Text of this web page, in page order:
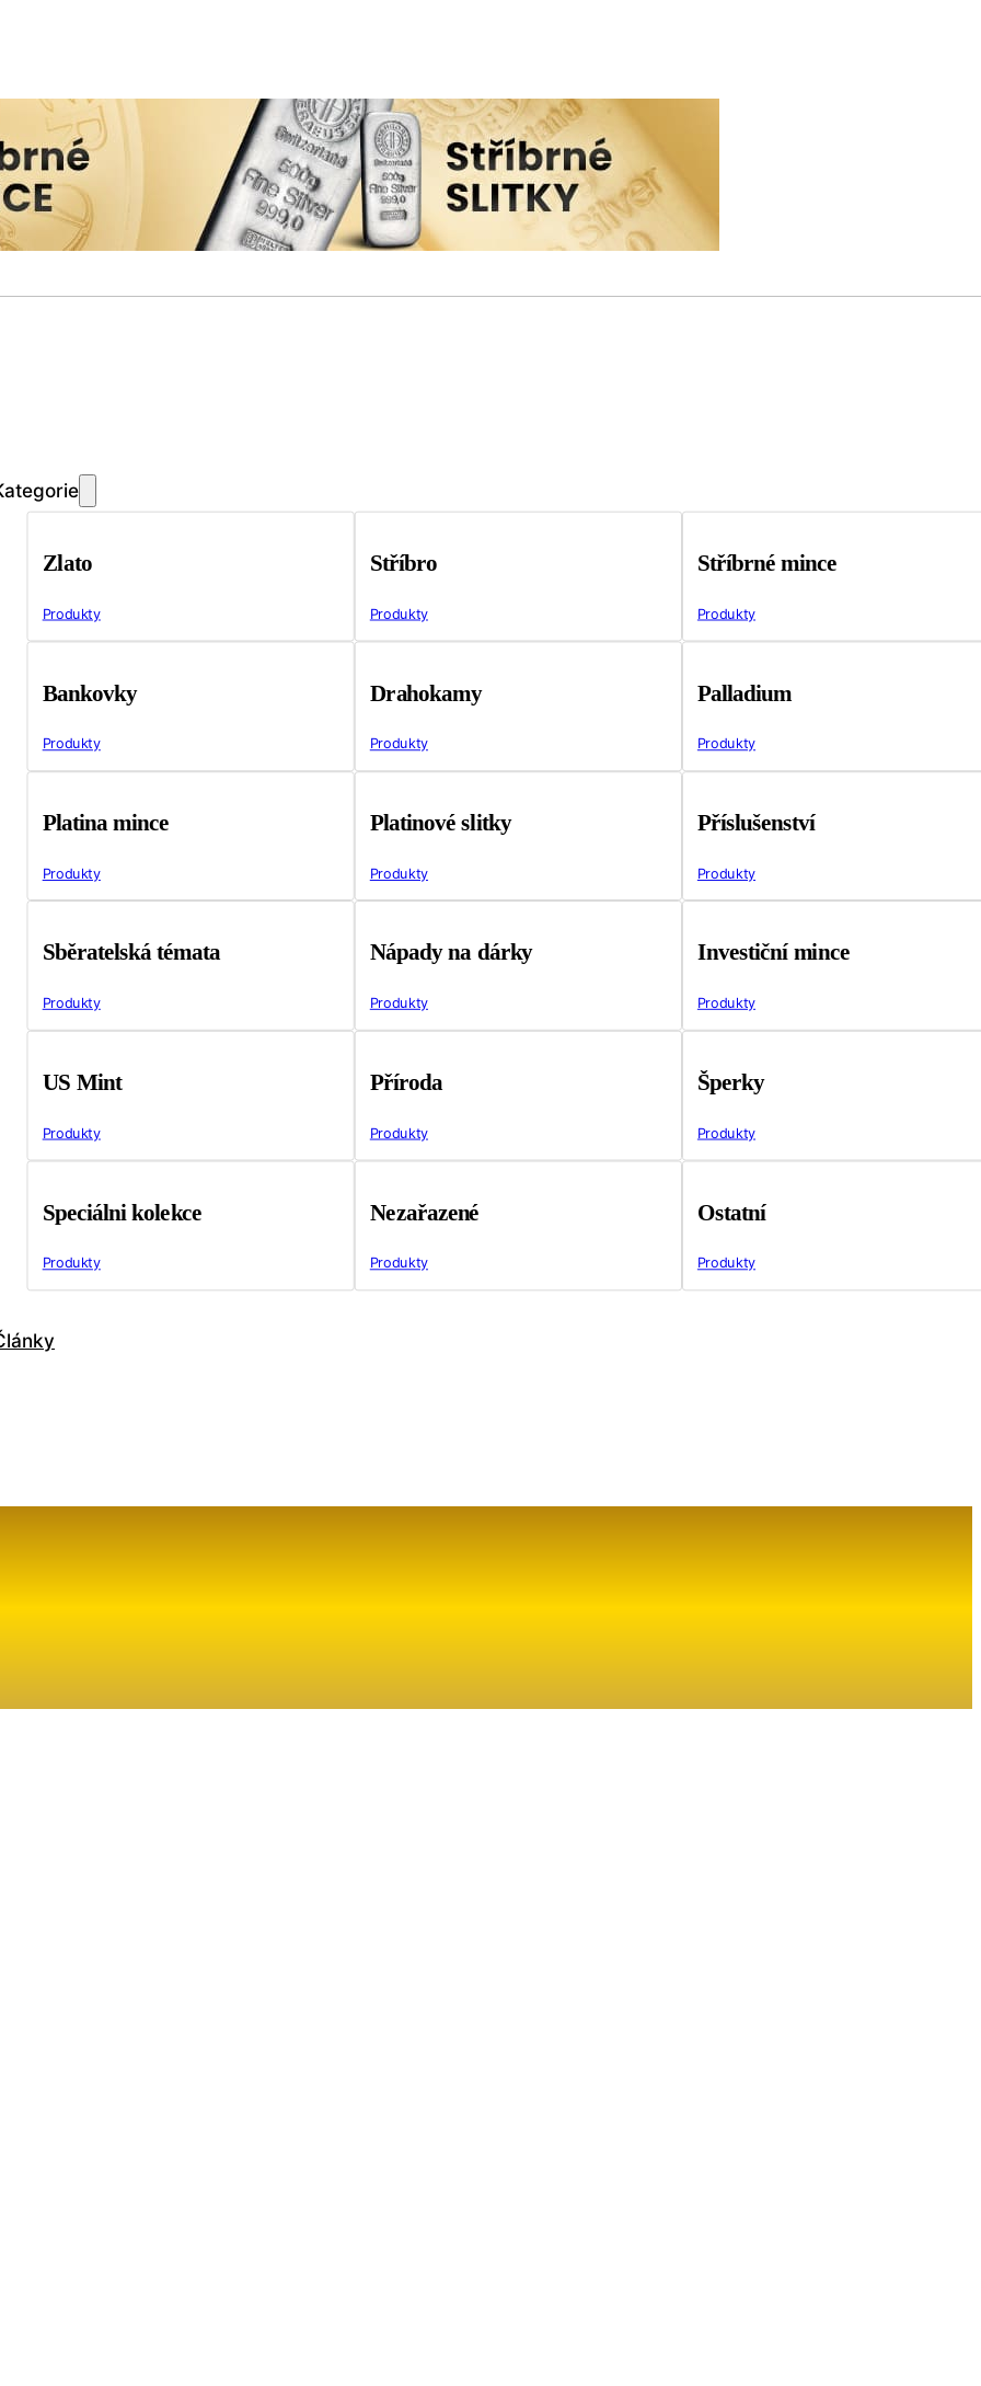
Zlato
Produkty
Stříbro
Produkty
Stříbrné mince
Produkty
Bankovky
Produkty
Drahokamy
Produkty
Palladium
Produkty
Platina mince
Produkty
Platinové slitky
Produkty
Příslušenství
Produkty
Sběratelská témata
Produkty
Nápady na dárky
Produkty
Investiční mince
Produkty
US Mint
Produkty
Příroda
Produkty
Šperky
Produkty
Speciálni kolekce
Produkty
Nezařazené
Produkty
Ostatní
Produkty